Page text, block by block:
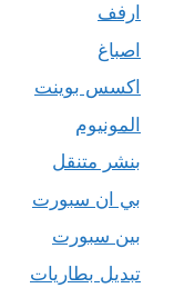
ارفف
اصباغ
اكسس بوينت
المونيوم
بنشر متنقل
بي ان سبورت
بين سبورت
تبديل بطاريات